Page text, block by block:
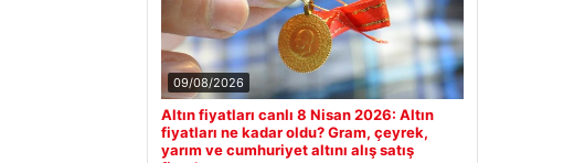
09/08/2026
Altın fiyatları canlı 8 Nisan 2026: Altın
fiyatları ne kadar oldu? Gram, çeyrek,
yarım ve cumhuriyet altını alış satış